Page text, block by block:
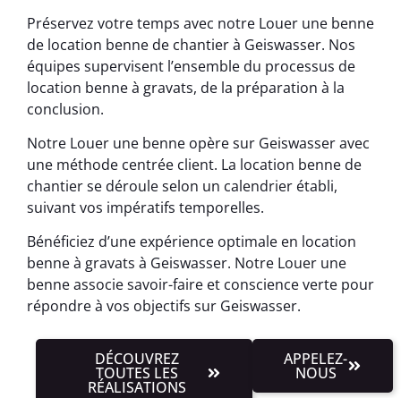
Préservez votre temps avec notre Louer une benne
de location benne de chantier à Geiswasser. Nos
équipes supervisent l’ensemble du processus de
location benne à gravats, de la préparation à la
conclusion.
Notre Louer une benne opère sur Geiswasser avec
une méthode centrée client. La location benne de
chantier se déroule selon un calendrier établi,
suivant vos impératifs temporelles.
Bénéficiez d’une expérience optimale en location
benne à gravats à Geiswasser. Notre Louer une
benne associe savoir-faire et conscience verte pour
répondre à vos objectifs sur Geiswasser.
DÉCOUVREZ
TOUTES LES
RÉALISATIONS
APPELEZ-
NOUS